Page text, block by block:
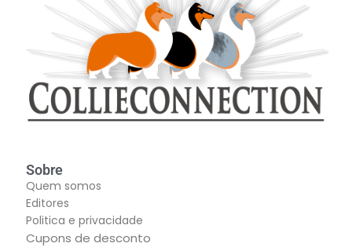
Sobre
Quem somos
Editores
Politica e privacidade
Cupons de desconto